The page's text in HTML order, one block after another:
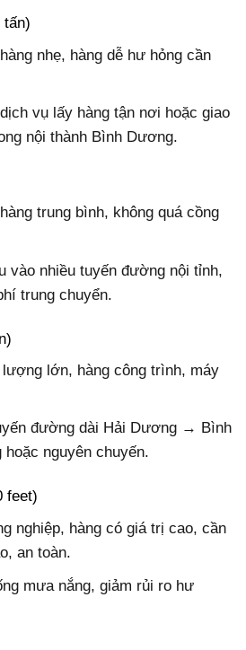
tấn)
nhẹ, hàng dễ hư hỏng cần
vụ lấy hàng tận nơi hoặc giao
nội thành Bình Dương.
trung bình, không quá cồng
vào nhiều tuyến đường nội tỉnh,
trung chuyển.
lượng lớn, hàng công trình, máy
đường dài Hải Dương → Bình
hoặc nguyên chuyến.
feet)
nghiệp, hàng có giá trị cao, cần
an toàn.
mưa nắng, giảm rủi ro hư